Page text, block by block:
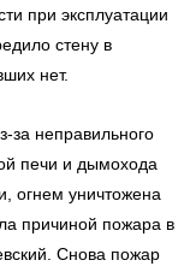
при эксплуатации
стену в
нет.
за неправильного
печи и дымохода
огнем уничтожена
причиной пожара в
Снова пожар